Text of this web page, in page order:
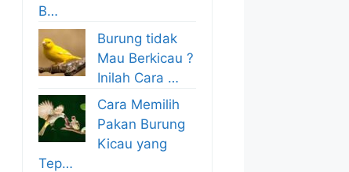
B…
Burung tidak
Mau Berkicau ?
Inilah Cara …
Cara Memilih
Pakan Burung
Kicau yang
Tep…